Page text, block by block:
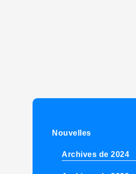
Nouvelles
Archives de 2024